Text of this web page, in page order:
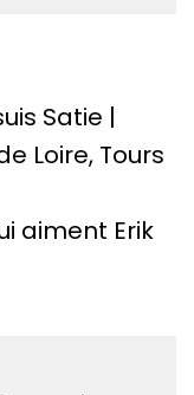
Satie |
Loire, Tours
aiment Erik